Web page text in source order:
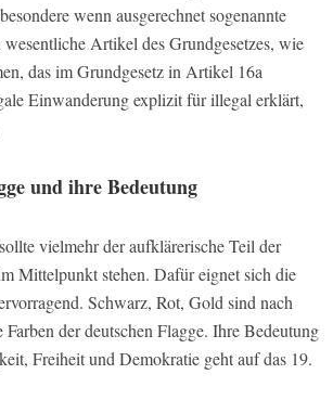
wenn ausgerechnet sogenannte
wesentliche Artikel des Grundgesetzes, wie
das im Grundgesetz in Artikel 16a
Einwanderung explizit für illegal erklärt,
und ihre Bedeutung
vielmehr der aufklärerische Teil der
Mittelpunkt stehen. Dafür eignet sich die
Schwarz, Rot, Gold sind nach
Farben der deutschen Flagge. Ihre Bedeutung
Freiheit und Demokratie geht auf das 19.